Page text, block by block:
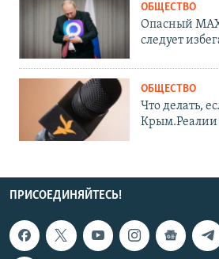
ОБЩЕСТВО
Опасный
следует
ОБЩЕСТВО
Что делать,
Крым.Реалии
ПРИСОЕДИНЯЙТЕСЬ!